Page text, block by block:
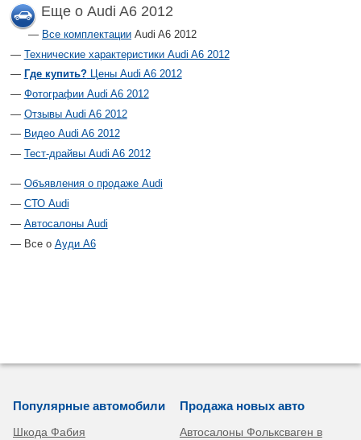
Еще о Audi A6 2012
Все комплектации Audi A6 2012
Технические характеристики Audi A6 2012
Где купить?Цены Audi A6 2012
Фотографии Audi A6 2012
Отзывы Audi A6 2012
Видео Audi A6 2012
Тест-драйвы Audi A6 2012
Объявления о продаже Audi
СТО Audi
Автосалоны Audi
Все о Ауди А6
Популярные автомобили
Шкода Фабия
Продажа новых авто
Автосалоны Фольксваген в